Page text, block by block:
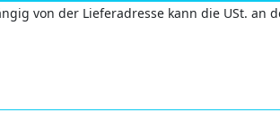
von der Lieferadresse kann die USt. an